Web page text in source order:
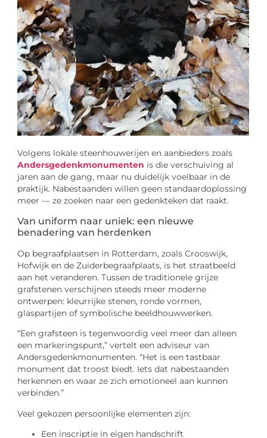
Volgens lokale steenhouwerijen en aanbieders zoals
Andersgedenkmonumenten is die verschuiving al
jaren aan de gang, maar nu duidelijk voelbaar in de
praktijk. Nabestaanden willen geen standaardoplossing
meer — ze zoeken naar een gedenkteken dat raakt.
Van uniform naar uniek: een nieuwe
benadering van herdenken
Op begraafplaatsen in Rotterdam, zoals Crooswijk,
Hofwijk en de Zuiderbegraafplaats, is het straatbeeld
aan het veranderen. Tussen de traditionele grijze
grafstenen verschijnen steeds meer moderne
ontwerpen: kleurrijke stenen, ronde vormen,
glaspartijen of symbolische beeldhouwwerken.
“Een grafsteen is tegenwoordig veel meer dan alleen
een markeringspunt,” vertelt een adviseur van
Andersgedenkmonumenten. “Het is een tastbaar
monument dat troost biedt. Iets dat nabestaanden
herkennen en waar ze zich emotioneel aan kunnen
verbinden.”
Veel gekozen persoonlijke elementen zijn:
Een inscriptie in eigen handschrift